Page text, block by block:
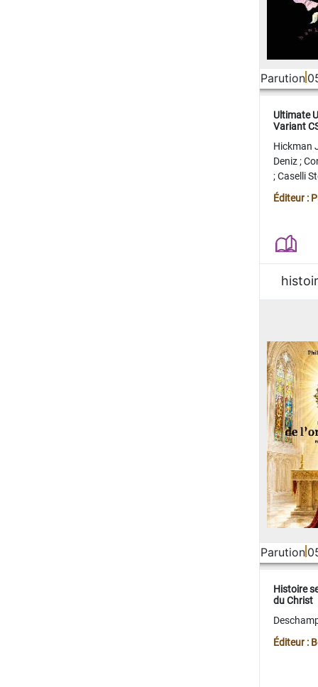
Parution
Ultimate
Variant
Hickman
Deniz;
;Caselli
Juan
Éditeur :
Parution
Histoire
du Christ
Éditeur :